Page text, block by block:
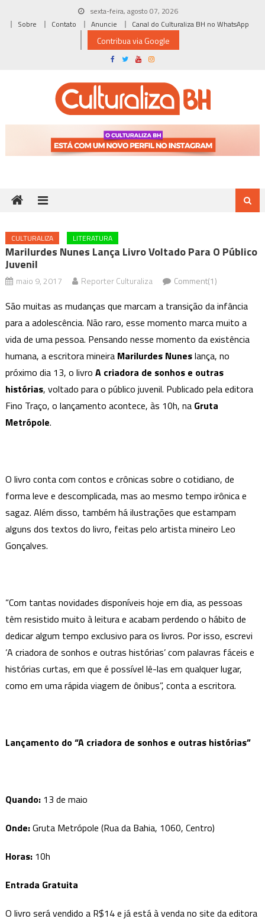
sexta-feira, agosto 07, 2026
Sobre
Contato Anuncie Canal do Culturaliza BH no WhatsApp
Contribua via Google
CULTURALIZA LITERATURA
Marilurdes Nunes Lança Livro Voltado Para O Público
Juvenil
maio 9, 2017 Reporter Culturaliza Comment(1)
São muitas as mudanças que marcam a transição da infância
para a adolescência. Não raro, esse momento marca muito a
vida de uma pessoa. Pensando nesse momento da existência
humana, a escritora mineira Marilurdes Nuneslança, no
próximo dia 13, o livro A criadora de sonhos e outras
histórias, voltado para o público juvenil. Publicado pela editora
Fino Traço, o lançamento acontece, às 10h, na Gruta
Metrópole.
O livro conta com contos e crônicas sobre o cotidiano, de
forma leve e descomplicada, mas ao mesmo tempo irônica e
sagaz. Além disso, também há ilustrações que estampam
alguns dos textos do livro, feitas pelo artista mineiro Leo
Gonçalves.
“Com tantas novidades disponíveis hoje em dia, as pessoas
têm resistido muito à leitura e acabam perdendo o hábito de
dedicar algum tempo exclusivo para os livros. Por isso, escrevi
‘A criadora de sonhos e outras histórias’ com palavras fáceis e
histórias curtas, em que é possível lê-las em qualquer lugar,
como em uma rápida viagem de ônibus”, conta a escritora.
Lançamento do “A criadora de sonhos e outras histórias”
Quando: 13 de maio
Onde:Gruta Metrópole (Rua da Bahia, 1060, Centro)
Horas: 10h
Entrada Gratuita
O livro será vendido a R$14 e já está à venda no site da editora